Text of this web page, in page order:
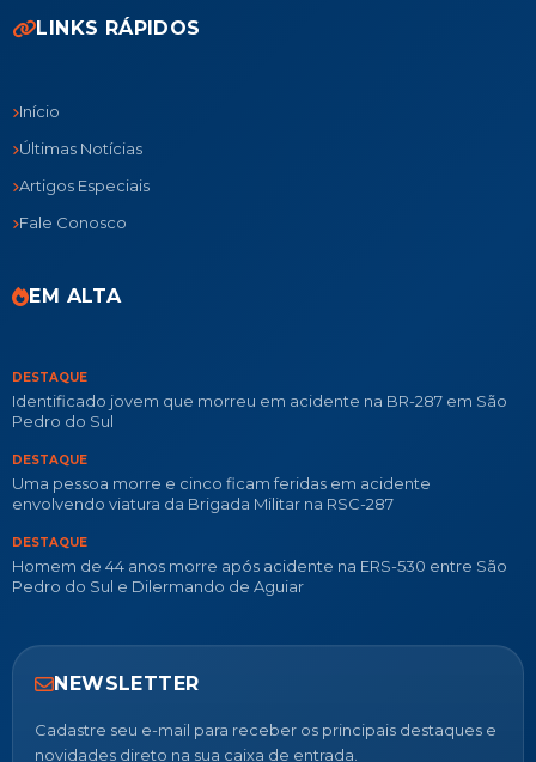
LINKS RÁPIDOS
Início
Últimas Notícias
Artigos Especiais
Fale Conosco
EM ALTA
DESTAQUE
Identificado jovem que morreu em acidente na BR-287 em São
Pedro do Sul
DESTAQUE
Uma pessoa morre e cinco ficam feridas em acidente
envolvendo viatura da Brigada Militar na RSC-287
DESTAQUE
Homem de 44 anos morre após acidente na ERS-530 entre São
Pedro do Sul e Dilermando de Aguiar
NEWSLETTER
Cadastre seu e-mail para receber os principais destaques e
novidades direto na sua caixa de entrada.